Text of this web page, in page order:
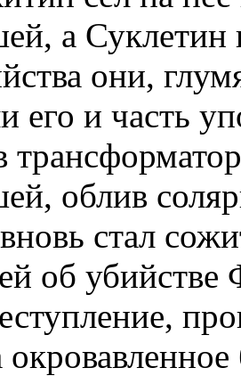
а Суклетин
они,
его и часть
облив
стал
ей об